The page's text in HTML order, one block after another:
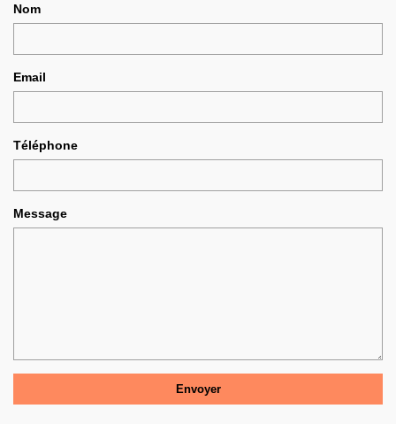
Nom
Email
Téléphone
Message